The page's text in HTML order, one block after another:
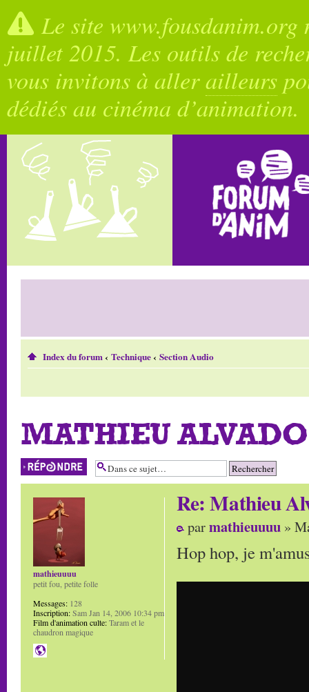
Le site
juillet 2015. Les outils de
vous invitons à allerailleurs
dédiés au cinéma d’animation.
Index du forum‹ Technique‹ Section Audio
MATHIEU ALVADO
Répondre
Re: Mathieu
parmathieuuuu »
Hop hop, je
mathieuuuu
petit fou, petite folle
Messages: 128
Inscription:Sam Jan 14, 2006 10:34 pm
Film d'animation culte:Taram et le
chaudron magique